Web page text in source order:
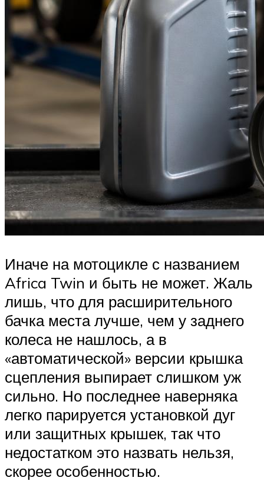
Иначе на мотоцикле с названием
Africa Twin и быть не может. Жаль
лишь, что для расширительного
бачка места лучше, чем у заднего
колеса не нашлось, а в
«автоматической» версии крышка
сцепления выпирает слишком уж
сильно. Но последнее наверняка
легко парируется установкой дуг
или защитных крышек, так что
недостатком это назвать нельзя,
скорее особенностью.